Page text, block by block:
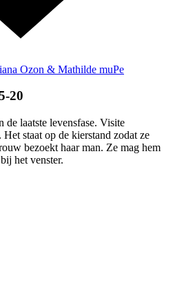
Ozon & Mathilde muPe
20
de laatste levensfase. Visite
staat op de kierstand zodat ze
bezoekt haar man. Ze mag hem
het venster.